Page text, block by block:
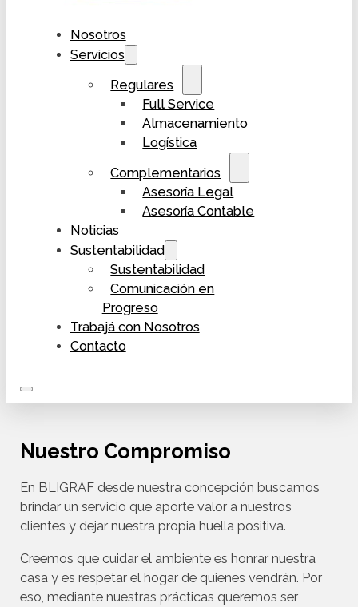
Nosotros
Servicios
Regulares
Full Service
Almacenamiento
Logística
Complementarios
Asesoría Legal
Asesoría Contable
Noticias
Sustentabilidad
Sustentabilidad
Comunicación en
Progreso
Trabajá con Nosotros
Contacto
Nuestro Compromiso
En BLIGRAF desde nuestra concepción buscamos
brindar un servicio que aporte valor a nuestros
clientes y dejar nuestra propia huella positiva.
Creemos que cuidar el ambiente es honrar nuestra
casa y es respetar el hogar de quienes vendrán. Por
eso, mediante nuestras prácticas queremos ser